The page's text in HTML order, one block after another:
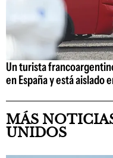
Un turista
en España y está aislado
MÁS
UNIDOS